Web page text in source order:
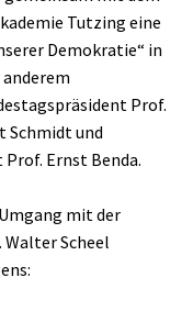
Tutzing eine
Demokratie“ in
Prof.
Schmidt und
Ernst Benda.
mit der
Scheel